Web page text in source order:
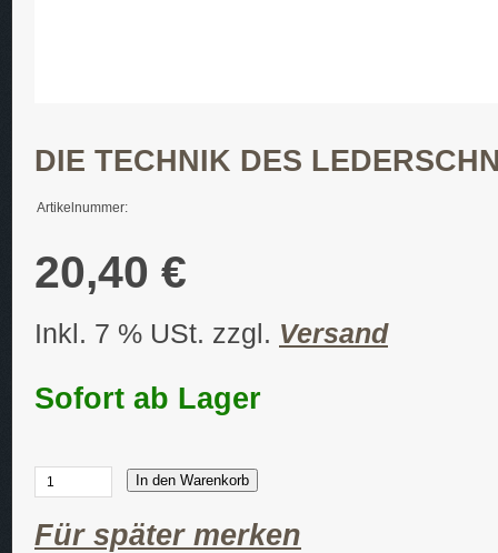
DIE TECHNIK DES
Artikelnummer:
20,40 €
Inkl. 7 % USt. zzgl. Versand
Sofort ab Lager
In den Warenkorb
Für später merken